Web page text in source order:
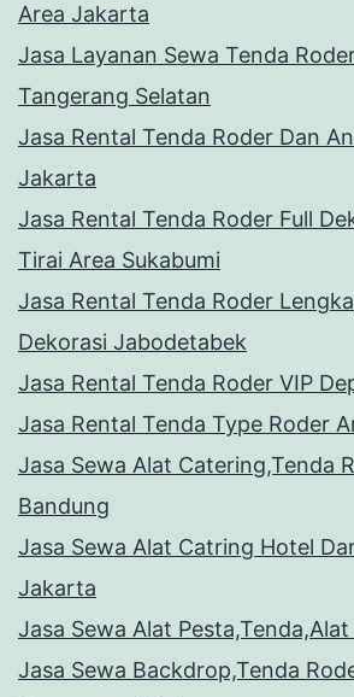
Area Jakarta
Jasa Layanan Sewa Tenda
Tangerang Selatan
Jasa Rental Tenda Roder Dan
Jakarta
Jasa Rental Tenda Roder Full
Tirai Area Sukabumi
Jasa Rental Tenda Roder
Dekorasi Jabodetabek
Jasa Rental Tenda Roder VIP
Jasa Rental Tenda Type Roder
Jasa Sewa Alat Catering,Tenda
Bandung
Jasa Sewa Alat Catring Hotel
Jakarta
Jasa Sewa Alat
Jasa Sewa Backdrop,Tenda